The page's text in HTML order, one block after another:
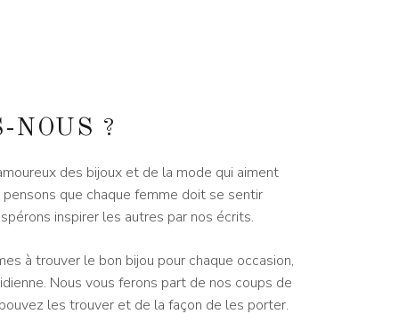
NOUS ?
des bijoux et de la mode qui aiment
que chaque femme doit se sentir
inspirer les autres par nos écrits.
à trouver le bon bijou pour chaque occasion,
Nous vous ferons part de nos coups de
les trouver et de la façon de les porter.